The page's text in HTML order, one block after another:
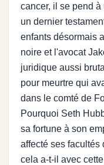
cancer, il se pend
un dernier
enfants désormais
noire et l'avocat
juridique aussi
pour meurtre qui
dans le comté de
Pourquoi Seth
sa fortune à son
affecté ses facultés
cela a-t-il avec